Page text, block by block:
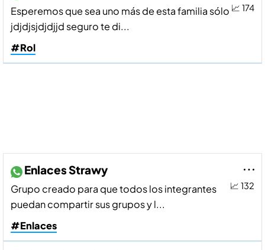
📈 174
Esperemos que sea uno más de esta familia sólo
jdjdjsjdjdjjd seguro te di...
#Rol
📈 132
Enlaces Strawy
Grupo creado para que todos los integrantes
puedan compartir sus grupos y l...
#Enlaces